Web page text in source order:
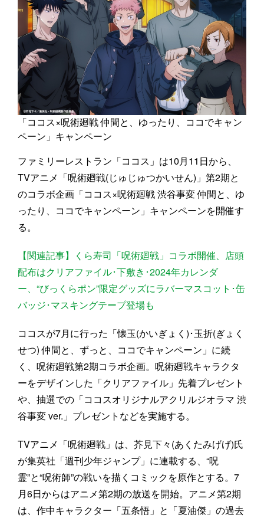
「ココス×呪術廻戦 仲間と、ゆったり、ココでキャン
ペーン」キャンペーン
ファミリーレストラン「ココス」は10月11日から、
TVアニメ「呪術廻戦(じゅじゅつかいせん)」第2期と
のコラボ企画「ココス×呪術廻戦 渋谷事変 仲間と、ゆ
ったり、ココでキャンペーン」キャンペーンを開催す
る。
【関連記事】くら寿司「呪術廻戦」コラボ開催、店頭
配布はクリアファイル･下敷き･2024年カレンダ
ー、“びっくらポン”限定グッズにラバーマスコット･缶
バッジ･マスキングテープ登場も
ココスが7月に行った「懐玉(かいぎょく)･玉折(ぎょく
せつ) 仲間と、ずっと、ココでキャンペーン」に続
く、呪術廻戦第2期コラボ企画。呪術廻戦キャラクタ
ーをデザインした「クリアファイル」先着プレゼント
や、抽選での「ココスオリジナルアクリルジオラマ 渋
谷事変 ver.」プレゼントなどを実施する。
TVアニメ「呪術廻戦」は、芥見下々(あくたみげげ)氏
が集英社「週刊少年ジャンプ」に連載する、“呪
霊”と“呪術師”の戦いを描くコミックを原作とする。7
月6日からはアニメ第2期の放送を開始。アニメ第2期
は、作中キャラクター「五条悟」と「夏油傑」の過去